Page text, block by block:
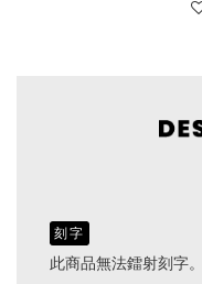
刻字
此商品無法鐳射刻字。